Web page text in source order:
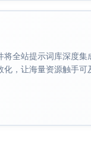
/清洁刷套装可承接
+轻量+密封可靠”组
贴纸/APP水杯等（来
质量一致性为关键（
全站提示词库深度
，让海量资源触手可